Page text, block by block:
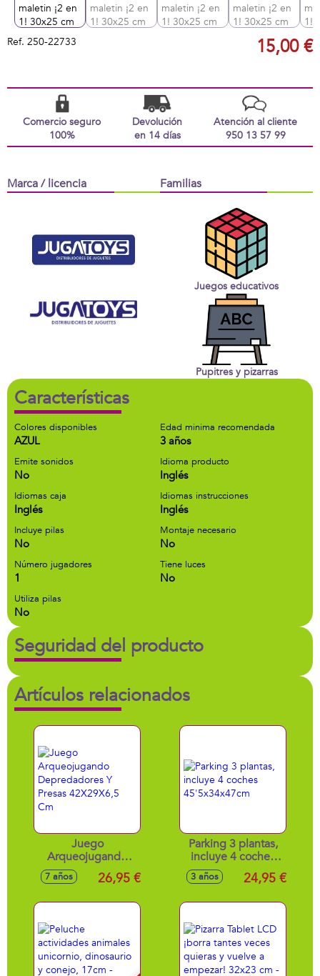
Ref. 250-22733 15,00 €
Comercio seguro
100%
Devolución
en 14 días
Atención al cliente
950 13 57 99
Marca / licencia Familias
Juegos educativos
Pupitres y pizarras
Características
Colores disponibles
AZUL
Edad minima recomendada
3 años
Emite sonidos
No
Idioma producto
Inglés
Idiomas caja
Inglés
Idiomas instrucciones
Inglés
Incluye pilas
No
Montaje necesario
No
Número jugadores
1
Tiene luces
No
Utiliza pilas
No
Seguridad del producto
Artículos relacionados
Juego
Arqueojugando
Depredadores Y
Presas 42X29X6,5
7 años 26,95 €
Parking 3 plantas,
incluye 4 coches
45'5x34x47cm
3 años 24,95 €